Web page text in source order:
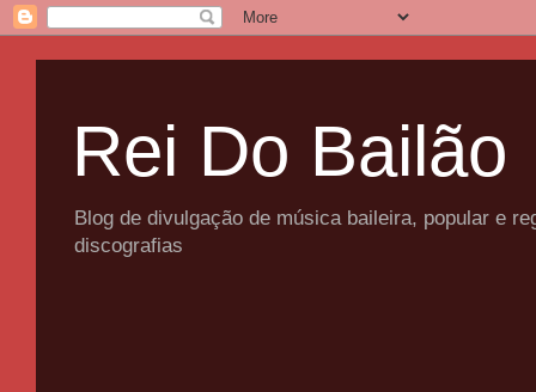
Rei Do Bailão
Blog de divulgação de música baileira, popular e
discografias